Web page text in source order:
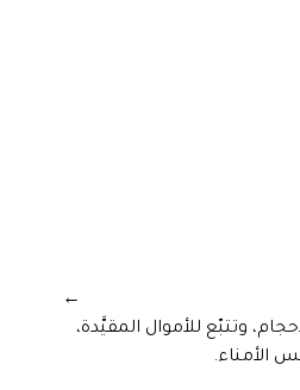
→
وتتبّع للأموال المقيَّدة،
الأمناء.